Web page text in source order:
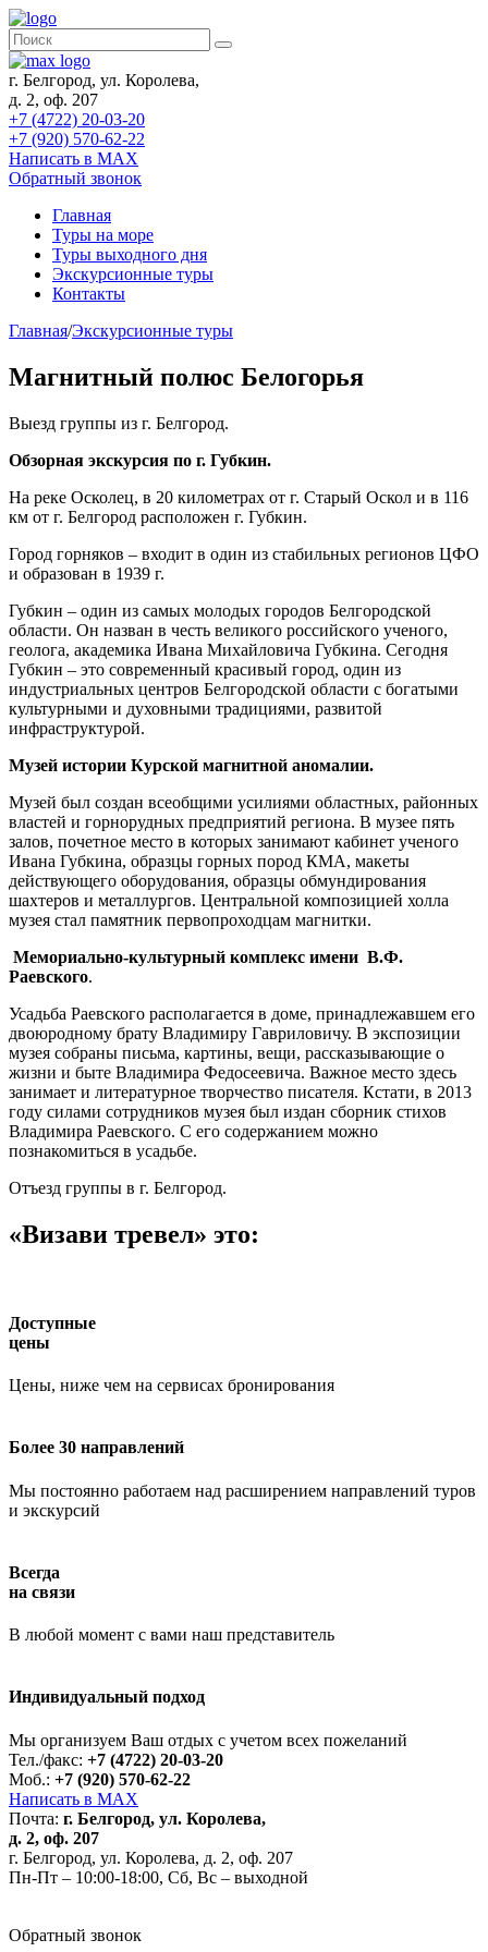
г. Белгород, ул. Королева,
д. 2, оф. 207
+7 (4722) 20-03-20
+7 (920) 570-62-22
Написать в MAX
Обратный звонок
Главная
Туры на море
Туры выходного дня
Экскурсионные туры
Контакты
Главная/Экскурсионные туры
Магнитный полюс Белогорья
Выезд группы из г. Белгород.
Обзорная экскурсия по г. Губкин.
На реке Осколец, в 20 километрах от г. Старый Оскол и в 116
км от г. Белгород расположен г. Губкин.
Город горняков – входит в один из стабильных регионов ЦФО
и образован в 1939 г.
Губкин – один из самых молодых городов Белгородской
области. Он назван в честь великого российского ученого,
геолога, академика Ивана Михайловича Губкина. Сегодня
Губкин – это современный красивый город, один из
индустриальных центров Белгородской области с богатыми
культурными и духовными традициями, развитой
инфраструктурой.
Музей истории Курской магнитной аномалии.
Музей был создан всеобщими усилиями областных, районных
властей и горнорудных предприятий региона. В музее пять
залов, почетное место в которых занимают кабинет ученого
Ивана Губкина, образцы горных пород КМА, макеты
действующего оборудования, образцы обмундирования
шахтеров и металлургов. Центральной композицией холла
музея стал памятник первопроходцам магнитки.
Мемориально-культурный комплекс имени В.Ф.
Раевского.
Усадьба Раевского располагается в доме, принадлежавшем его
двоюродному брату Владимиру Гавриловичу. В экспозиции
музея собраны письма, картины, вещи, рассказывающие о
жизни и быте Владимира Федосеевича. Важное место здесь
занимает и литературное творчество писателя. Кстати, в 2013
году силами сотрудников музея был издан сборник стихов
Владимира Раевского. С его содержанием можно
познакомиться в усадьбе.
Отъезд группы в г. Белгород.
«Визави тревел» это:
Доступные
цены
Цены, ниже чем на сервисах бронирования
Более 30 направлений
Мы постоянно работаем над расширением направлений туров
и экскурсий
Всегда
на связи
В любой момент с вами наш представитель
Индивидуальный подход
Мы организуем Ваш отдых с учетом всех пожеланий
Тел./факс: +7 (4722) 20-03-20
Моб.: +7 (920) 570-62-22
Написать в MAX
Почта: г. Белгород, ул. Королева,
д. 2, оф. 207
г. Белгород, ул. Королева, д. 2, оф. 207
Пн-Пт – 10:00-18:00, Сб, Вс – выходной
Обратный звонок